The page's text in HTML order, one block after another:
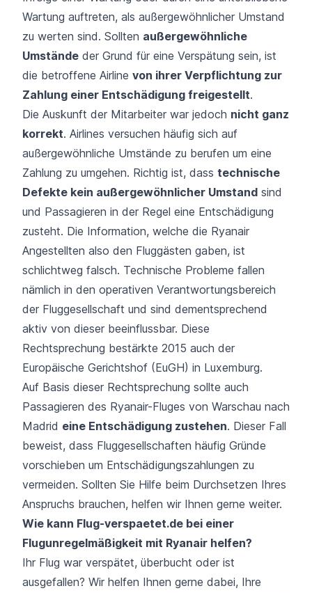
Wartung auftreten, als außergewöhnlicher Umstand
zu werten sind. Sollten außergewöhnliche
Umstände der Grund für eine Verspätung sein, ist
die betroffene Airline von ihrer Verpflichtung zur
Zahlung einer Entschädigung freigestellt.
Die Auskunft der Mitarbeiter war jedoch nicht ganz
korrekt. Airlines versuchen häufig sich auf
außergewöhnliche Umstände zu berufen um eine
Zahlung zu umgehen. Richtig ist, dass technische
Defekte kein außergewöhnlicher Umstand sind
und Passagieren in der Regel eine Entschädigung
zusteht. Die Information, welche die Ryanair
Angestellten also den Fluggästen gaben, ist
schlichtweg falsch. Technische Probleme fallen
nämlich in den operativen Verantwortungsbereich
der Fluggesellschaft und sind dementsprechend
aktiv von dieser beeinflussbar. Diese
Rechtsprechung bestärkte 2015 auch der
Europäische Gerichtshof (EuGH) in Luxemburg.
Auf Basis dieser Rechtsprechung sollte auch
Passagieren des Ryanair-Fluges von Warschau nach
Madrid eine Entschädigung zustehen. Dieser Fall
beweist, dass Fluggesellschaften häufig Gründe
vorschieben um Entschädigungszahlungen zu
vermeiden. Sollten Sie Hilfe beim Durchsetzen Ihres
Anspruchs brauchen, helfen wir Ihnen gerne weiter.
Wie kann Flug-verspaetet.de bei einer
Flugunregelmäßigkeit mit Ryanair helfen?
Ihr Flug war verspätet, überbucht oder ist
ausgefallen? Wir helfen Ihnen gerne dabei, Ihre